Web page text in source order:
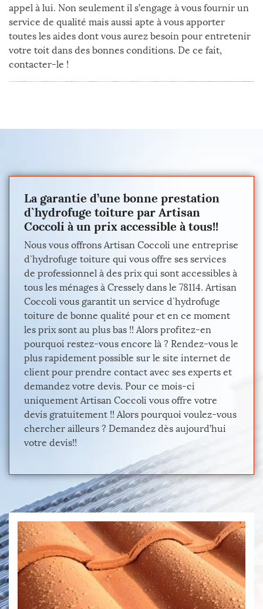
appel à lui. Non seulement il s’engage à vous fournir un
service de qualité mais aussi apte à vous apporter
toutes les aides dont vous aurez besoin pour entretenir
votre toit dans des bonnes conditions. De ce fait,
contacter-le !
La garantie d’une bonne prestation
d`hydrofuge toiture par Artisan
Coccoli à un prix accessible à tous!!
Nous vous offrons Artisan Coccoli une entreprise
d`hydrofuge toiture qui vous offre ses services
de professionnel à des prix qui sont accessibles à
tous les ménages à Cressely dans le 78114. Artisan
Coccoli vous garantit un service d`hydrofuge
toiture de bonne qualité pour et en ce moment
les prix sont au plus bas !! Alors profitez-en
pourquoi restez-vous encore là ? Rendez-vous le
plus rapidement possible sur le site internet de
client pour prendre contact avec ses experts et
demandez votre devis. Pour ce mois-ci
uniquement Artisan Coccoli vous offre votre
devis gratuitement !! Alors pourquoi voulez-vous
chercher ailleurs ? Demandez dès aujourd’hui
votre devis!!